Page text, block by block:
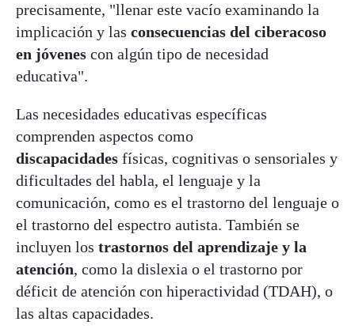
precisamente, "llenar este vacío examinando la
implicación y las consecuencias del ciberacoso
en jóvenes con algún tipo de necesidad
educativa".
Las necesidades educativas específicas
comprenden aspectos como
discapacidades físicas, cognitivas o sensoriales y
dificultades del habla, el lenguaje y la
comunicación, como es el trastorno del lenguaje o
el trastorno del espectro autista. También se
incluyen los trastornos del aprendizaje y la
atención, como la dislexia o el trastorno por
déficit de atención con hiperactividad (TDAH), o
las altas capacidades.